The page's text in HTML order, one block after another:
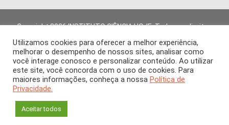
Copyright 2026 INSTITUTO CIÊNCIA HOJE. Todos os direitos
Os artigos publicados na revista refletem exclusivamente a
opinião de seus autores.
É proibida a reprodução, integral ou parcial, do conteúdo (imagens
e textos) sem prévia autorização.
Utilizamos cookies para oferecer a melhor experiência,
melhorar o desempenho de nossos sites, analisar como
você interage conosco e personalizar conteúdo. Ao utilizar
este site, você concorda com o uso de cookies. Para
maiores informações, conheça a nossa Política de
Privacidade.
Aceitar todos